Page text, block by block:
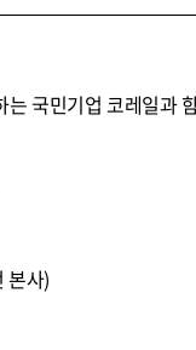
는 국민기업 코레일과
본사)